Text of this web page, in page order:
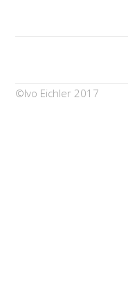
©Ivo Eichler 2017